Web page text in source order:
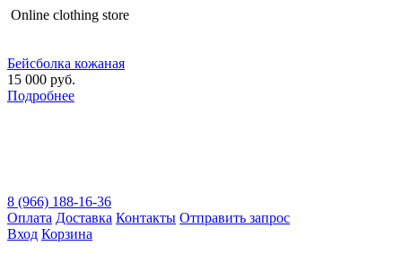
Оnline clothing store
Бейсболка кожаная
15 000 руб.
Подробнее
8 (966) 188-16-36
Оплата Доставка Контакты Отправить запрос
Вход Корзина